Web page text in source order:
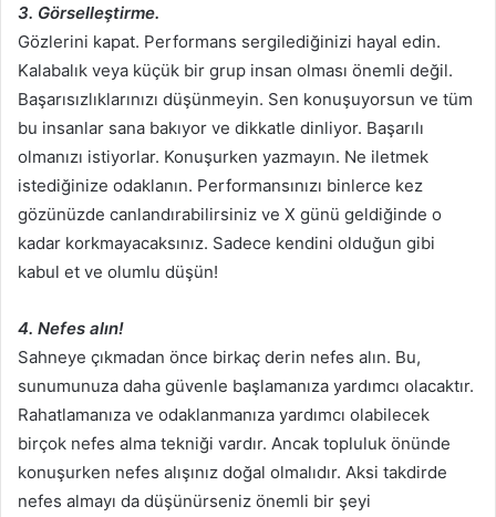
3. Görselleştirme.
Gözlerini kapat. Performans sergilediğinizi hayal edin.
Kalabalık veya küçük bir grup insan olması önemli değil.
Başarısızlıklarınızı düşünmeyin. Sen konuşuyorsun ve tüm
bu insanlar sana bakıyor ve dikkatle dinliyor. Başarılı
olmanızı istiyorlar. Konuşurken yazmayın. Ne iletmek
istediğinize odaklanın. Performansınızı binlerce kez
gözünüzde canlandırabilirsiniz ve X günü geldiğinde o
kadar korkmayacaksınız. Sadece kendini olduğun gibi
kabul et ve olumlu düşün!
4. Nefes alın!
Sahneye çıkmadan önce birkaç derin nefes alın. Bu,
sunumunuza daha güvenle başlamanıza yardımcı olacaktır.
Rahatlamanıza ve odaklanmanıza yardımcı olabilecek
birçok nefes alma tekniği vardır. Ancak topluluk önünde
konuşurken nefes alışınız doğal olmalıdır. Aksi takdirde
nefes almayı da düşünürseniz önemli bir şeyi